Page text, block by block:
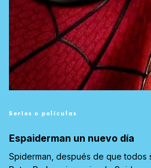
Series o películas
Espaiderman un nuevo día
Spiderman, después de que todos